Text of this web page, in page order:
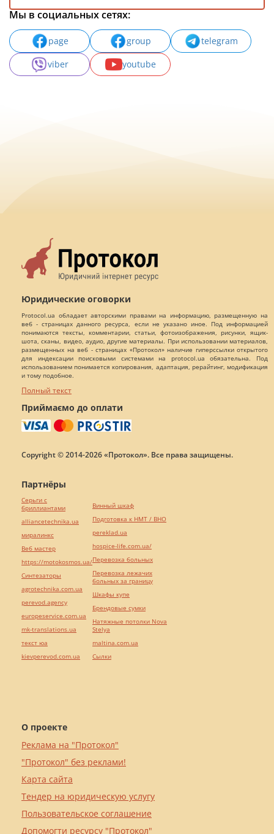
Мы в социальных сетях:
page group
telegram
viber
youtube
Юридические оговорки
Protocol.ua обладает авторскими правами на информацию, размещенную на
веб - страницах данного ресурса, если не указано иное. Под информацией
понимаются тексты, комментарии, статьи, фотоизображения, рисунки, ящик-
шота, сканы, видео, аудио, другие материалы. При использовании материалов,
размещенных на веб - страницах «Протокол» наличие гиперссылки открытого
для индексации поисковыми системами на protocol.ua обязательна. Под
использованием понимается копирования, адаптация, рерайтинг, модификация
и тому подобное.
Полный текст
Приймаємо до оплати
Copyright © 2014-2026 «Протокол». Все права защищены.
О проекте
Реклама на "Протокол"
"Протокол" без реклами!
Карта сайта
Тендер на юридическую услугу
Пользовательское соглашение
Допомогти ресурсу "Протокол"
Партнёры
Серьги с
бриллиантами
alliancetechnika.ua
миралинкс
Веб мастер
https://motokosmos.ua/
Синтезаторы
agrotechnika.com.ua
perevod.agency
europeservice.com.ua
mk-translations.ua
текст юа
kievperevod.com.ua
Винный шкаф
Подготовка к НМТ / ВНО
pereklad.ua
hospice-life.com.ua/
Перевозка больных
Перевозка лежачих
больных за границу
Шкафы купе
Брендовые сумки
Натяжные потолки Nova
Stelya
maltina.com.ua
Cылки